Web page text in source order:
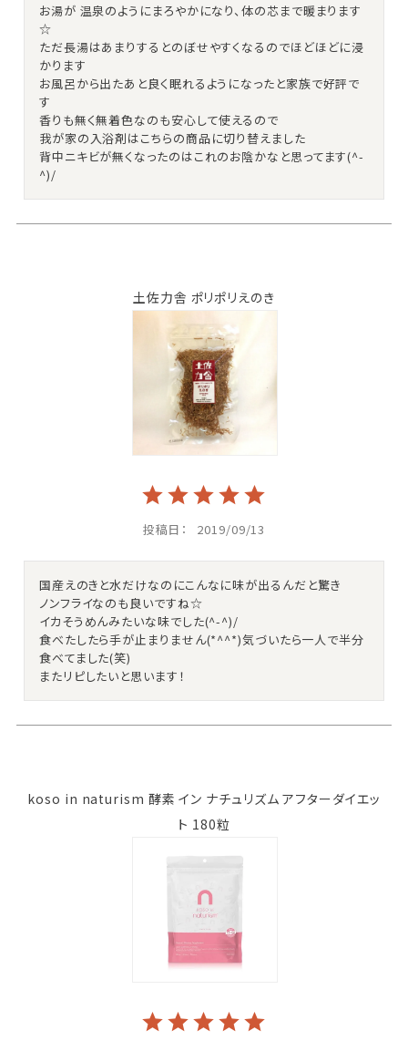
お湯が 温泉のようにまろやかになり、体の芯まで暖まります
☆
ただ長湯はあまりするとのぼせやすくなるのでほどほどに浸
かります
お風呂から出たあと良く眠れるようになったと家族で好評で
す
香りも無く無着色なのも安心して使えるので
我が家の入浴剤はこちらの商品に切り替えました
背中ニキビが無くなったのはこれのお陰かなと思ってます(^-
^)/
土佐力舎 ポリポリえのき
投稿日 2019/09/13
国産えのきと水だけなのにこんなに味が出るんだと驚き
ノンフライなのも良いですね☆
イカそうめんみたいな味でした(^-^)/
食べたしたら手が止まりません(*^^*)気づいたら一人で半分
食べてました(笑)
またリピしたいと思います！
koso in naturism 酵素 イン ナチュリズム アフターダイエッ
ト 180粒